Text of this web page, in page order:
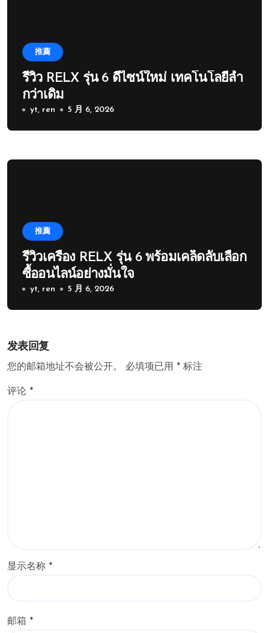
推薦
รีวิว RELX รุ่น 6 ดีไซน์ใหม่ เทคโนโลยีล้ำ
กว่าเดิม
yt, ren 5 月 6, 2026
推薦
รีวิวเครื่อง RELX รุ่น 6 พร้อมเคล็ดลับเลือก
ซื้ออนไลน์อย่างมั่นใจ
yt, ren 5 月 6, 2026
发表回复
您的邮箱地址不会被公开。 必填项已用 * 标注
评论 *
显示名称 *
邮箱 *